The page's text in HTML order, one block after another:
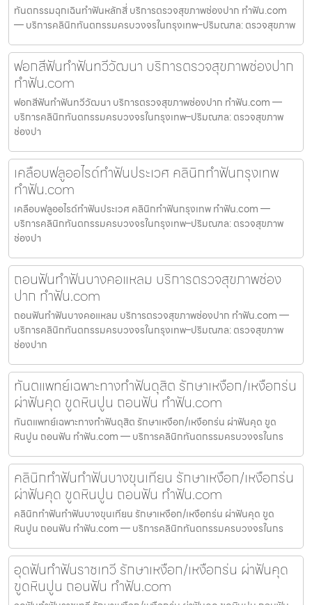
ทันตกรรมฉุกเฉินทำฟันหลักสี่ บริการตรวจสุขภาพช่องปาก ทำฟัน.com
— บริการคลินิกทันตกรรมครบวงจรในกรุงเทพ–ปริมณฑล: ตรวจสุขภาพ
ฟอกสีฟันทำฟันทวีวัฒนา บริการตรวจสุขภาพช่องปาก
ทำฟัน.com
ฟอกสีฟันทำฟันทวีวัฒนา บริการตรวจสุขภาพช่องปาก ทำฟัน.com —
บริการคลินิกทันตกรรมครบวงจรในกรุงเทพ–ปริมณฑล: ตรวจสุขภาพ
ช่องปา
เคลือบฟลูออไรด์ทำฟันประเวศ คลินิกทำฟันกรุงเทพ
ทำฟัน.com
เคลือบฟลูออไรด์ทำฟันประเวศ คลินิกทำฟันกรุงเทพ ทำฟัน.com —
บริการคลินิกทันตกรรมครบวงจรในกรุงเทพ–ปริมณฑล: ตรวจสุขภาพ
ช่องปา
ถอนฟันทำฟันบางคอแหลม บริการตรวจสุขภาพช่อง
ปาก ทำฟัน.com
ถอนฟันทำฟันบางคอแหลม บริการตรวจสุขภาพช่องปาก ทำฟัน.com —
บริการคลินิกทันตกรรมครบวงจรในกรุงเทพ–ปริมณฑล: ตรวจสุขภาพ
ช่องปาก
ทันตแพทย์เฉพาะทางทำฟันดุสิต รักษาเหงือก/เหงือกร่น
ผ่าฟันคุด ขูดหินปูน ถอนฟัน ทำฟัน.com
ทันตแพทย์เฉพาะทางทำฟันดุสิต รักษาเหงือก/เหงือกร่น ผ่าฟันคุด ขูด
หินปูน ถอนฟัน ทำฟัน.com — บริการคลินิกทันตกรรมครบวงจรในกร
คลินิกทำฟันทำฟันบางขุนเทียน รักษาเหงือก/เหงือกร่น
ผ่าฟันคุด ขูดหินปูน ถอนฟัน ทำฟัน.com
คลินิกทำฟันทำฟันบางขุนเทียน รักษาเหงือก/เหงือกร่น ผ่าฟันคุด ขูด
หินปูน ถอนฟัน ทำฟัน.com — บริการคลินิกทันตกรรมครบวงจรในกร
อุดฟันทำฟันราชเทวี รักษาเหงือก/เหงือกร่น ผ่าฟันคุด
ขูดหินปูน ถอนฟัน ทำฟัน.com